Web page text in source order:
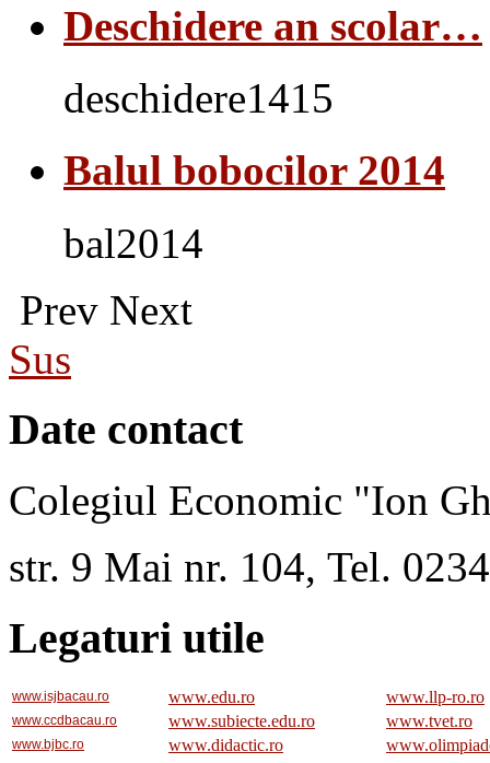
Deschidere an scolar…
deschidere1415
Balul bobocilor 2014
bal2014
Prev Next
Sus
Date contact
Colegiul Economic "Ion
str. 9 Mai nr. 104, Tel.
Legaturi utile
www.isjbacau.ro www.edu.ro www.llp-ro.ro
www.ccdbacau.ro www.subiecte.edu.ro www.tvet.ro
www.bjbc.ro www.didactic.ro